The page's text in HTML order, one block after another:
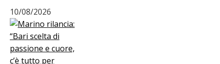
10/08/2026